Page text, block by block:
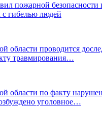
пожарной безопасности
гибелью людей
области проводится
травмирования…
области по факту
уголовное…